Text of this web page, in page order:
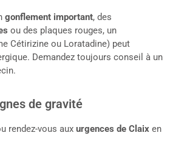
gonflement important, des
ou des plaques rouges, un
Cétirizine ou Loratadine) peut
Demandez toujours conseil à un
de gravité
rendez-vous aux urgences de Claix en